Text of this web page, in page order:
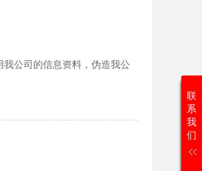
公司的信息资料，伪造我公
联
系
我
们